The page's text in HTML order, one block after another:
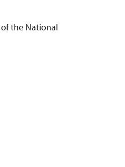
of the National